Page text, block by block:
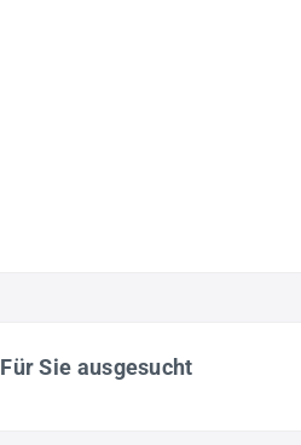
Für Sie ausgesucht